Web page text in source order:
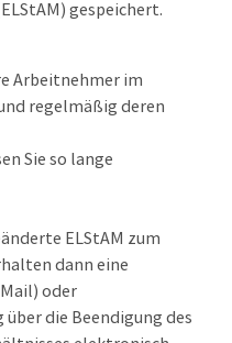
gespeichert.
Arbeitnehmer im
regelmäßig deren
Sie so lange
ELStAM zum
dann eine
oder
die Beendigung des